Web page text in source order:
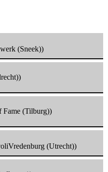
(Sneek))
(Tilburg))
(Utrecht))